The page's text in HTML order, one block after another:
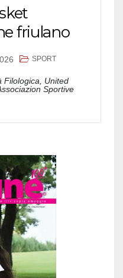
friulano
SPORT
Filologica, United
Sportive